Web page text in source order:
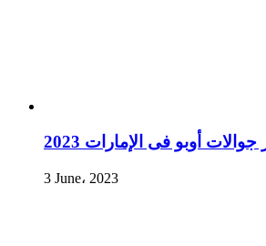
جوالات أوبو فى الإمارات 2023
3 June، 2023